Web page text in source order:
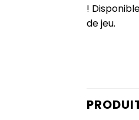
!
de jeu.